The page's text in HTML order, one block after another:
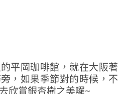
平岡珈啡館，就在大阪著
，如果季節對的時候，不
欣賞銀杏樹之美囉~